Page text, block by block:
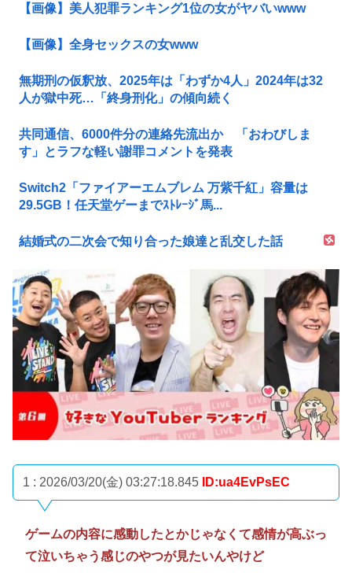
【画像】美人犯罪ランキング1位の女がヤバいwww
【画像】全身セックスの女www
無期刑の仮釈放、2025年は「わずか4人」2024年は32
人が獄中死…「終身刑化」の傾向続く
共同通信、6000件分の連絡先流出か 「おわびしま
す」とラフな軽い謝罪コメントを発表
Switch2「ファイアーエムブレム 万紫千紅」容量は
29.5GB！任天堂ゲーまでｽﾄﾚｰｼﾞ馬...
結婚式の二次会で知り合った娘達と乱交した話
1 : 2026/03/20(金) 03:27:18.845 ID:ua4EvPsEC
ゲームの内容に感動したとかじゃなくて感情が高ぶっ
て泣いちゃう感じのやつが見たいんやけど